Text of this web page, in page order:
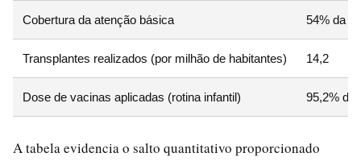
Cobertura da atenção básica 54% da
Transplantes realizados (por milhão de habitantes) 14,2
Dose de vacinas aplicadas (rotina infantil) 95,2% de
A tabela evidencia o salto quantitativo proporcionado